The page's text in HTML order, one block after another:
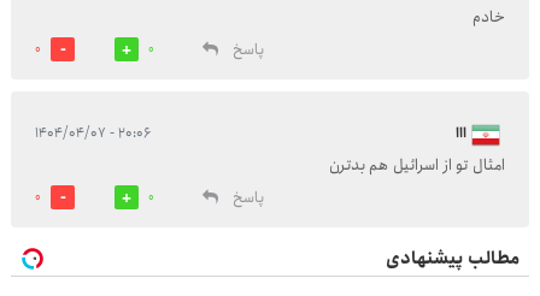
خادم
پاسخ
0
0
ااا ۲۰:۰۶ - ۱۴۰۴/۰۴/۰۷
امثال تو از اسرائیل هم بدترن
پاسخ
0
0
مطالب پیشنهادی